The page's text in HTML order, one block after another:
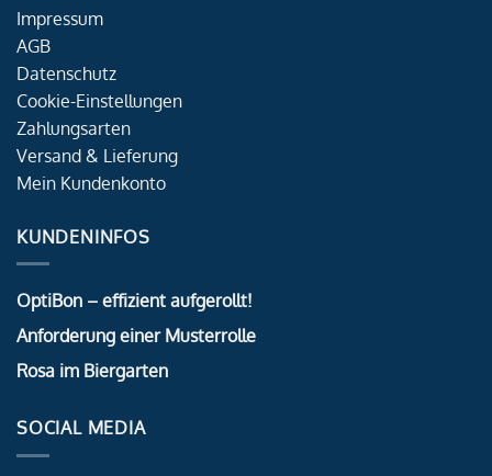
Impressum
AGB
Datenschutz
Cookie-Einstellungen
Zahlungsarten
Versand & Lieferung
Mein Kundenkonto
KUNDENINFOS
OptiBon – effizient aufgerollt!
Anforderung einer Musterrolle
Rosa im Biergarten
SOCIAL MEDIA